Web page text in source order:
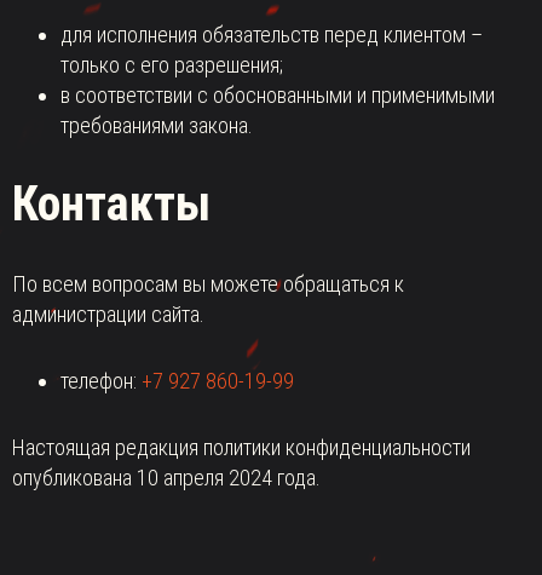
для исполнения обязательств перед клиентом –
только с его разрешения;
в соответствии с обоснованными и применимыми
требованиями закона.
Контакты
По всем вопросам вы можете обращаться к
администрации сайта.
телефон: +7 927 860-19-99
Настоящая редакция политики конфиденциальности
опубликована 10 апреля 2024 года.